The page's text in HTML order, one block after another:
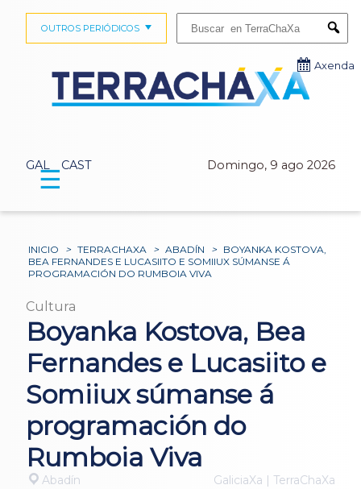
GAL CAST Domingo, 9 ago 2026
OUTROS PERIÓDICOS
Axenda
☰
INICIO > TERRACHAXA > ABADÍN > BOYANKA KOSTOVA,
BEA FERNANDES E LUCASIITO E SOMIIUX SÚMANSE Á
PROGRAMACIÓN DO RUMBOIA VIVA
Cultura
Boyanka Kostova, Bea
Fernandes e Lucasiito e
Somiiux súmanse á
programación do
Rumboia Viva
Abadín GaliciaXa | TerraChaXa